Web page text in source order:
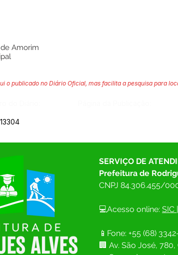
Amorim
o publicado no Diário Oficial, mas facilita a pesquisa para
13304
SERVIÇO DE
Prefeitura de
CNPJ 84.306.455/
💻Acesso online: SIC |
📱Fone: +55 (68)
🏢 Av. São José,